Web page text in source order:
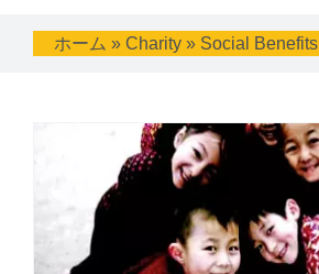
ホーム » Charity » Social Benefits